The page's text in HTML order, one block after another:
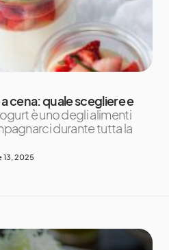
cena: quale scegliere e
è uno degli alimenti
durante tutta la
13, 2025